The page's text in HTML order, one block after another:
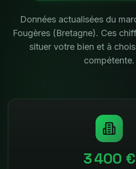
Données actualisées du
Fougères (Bretagne). Ces
situer votre bien et à
compétente.
3 400 €